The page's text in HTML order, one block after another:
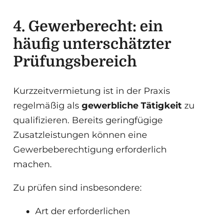
4. Gewerberecht: ein
häufig unterschätzter
Prüfungsbereich
Kurzzeitvermietung ist in der Praxis
regelmäßig als gewerbliche Tätigkeit zu
qualifizieren. Bereits geringfügige
Zusatzleistungen können eine
Gewerbeberechtigung erforderlich
machen.
Zu prüfen sind insbesondere:
Art der erforderlichen